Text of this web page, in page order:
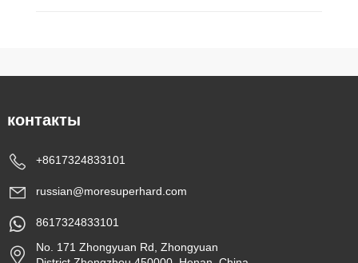
контакты
+8617324833101
russian@moresuperhard.com
8617324833101
No. 171 Zhongyuan Rd, Zhongyuan